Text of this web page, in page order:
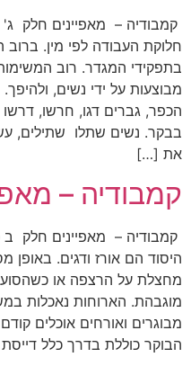
קמבודיה – מאפיינים חלק ג'
חלוקת העבודה לפי מין.
בתפקידי המגדר. רוב
מבוצעות על ידי נשים,
הכפר, גברים דגו, חרשו, דרשו
בבקר. נשים שתלו שתילים, עשה
את […]
קמבודיה –
קמבודיה – מאפיינים חלק ב
היסוד הם אורז ודגים. באופן
מחצלת על הרצפה או
מוגבהת. הארוחות נאכלות
מבוגרים ואורחים אוכלים
הבוקר כוללת בדרך כלל